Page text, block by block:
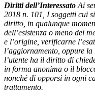
Diritti dell’Interessato Ai
2018 n. 101, I soggetti cui
diritto, in qualunque
dell’esistenza o meno dei
e l’origine, verificarne
l’aggiornamento, oppure
l’utente ha il diritto di
in forma anonima o il
nonché di opporsi in ogni
trattamento.